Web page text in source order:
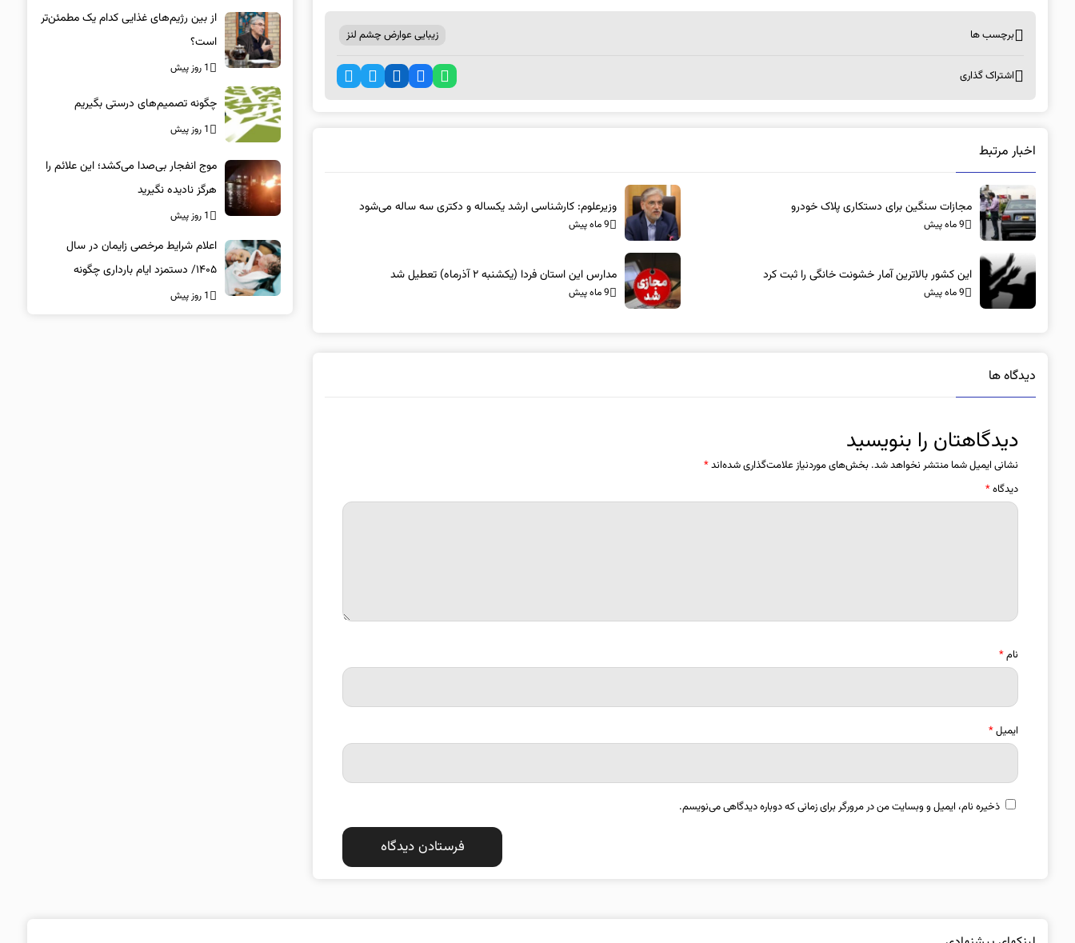
برچسب ها زیبایی عوارض چشم لنز
اشتراک گذاری
اخبار مرتبط
مجازات سنگین برای دستکاری پلاک خودرو
9 ماه پیش
وزیرعلوم: کارشناسی ارشد یکساله و دکتری سه ساله می‌شود
9 ماه پیش
این کشور بالاترین آمار خشونت خانگی را ثبت کرد
9 ماه پیش
مدارس این استان فردا (یکشنبه ۲ آذرماه) تعطیل شد
9 ماه پیش
دیدگاه ها
دیدگاهتان را بنویسید
نشانی ایمیل شما منتشر نخواهد شد. بخش‌های موردنیاز علامت‌گذاری شده‌اند*
دیدگاه*
نام*
ایمیل*
ذخیره نام، ایمیل و وبسایت من در مرورگر برای زمانی که دوباره دیدگاهی می‌نویسم.
می‌کنند؟
از بین رژیم‌های غذایی کدام یک مطمئن‌تر
است؟‌
1 روز پیش
چگونه تصمیم‌های درستی بگیریم
1 روز پیش
موج انفجار بی‌صدا می‌کشد؛ این علائم را
هرگز نادیده نگیرید
1 روز پیش
اعلام شرایط مرخصی زایمان در سال
۱۴۰۵/ دستمزد ایام بارداری چگونه
پرداخت می‌شود؟
1 روز پیش